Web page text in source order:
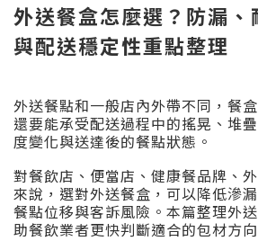
外送餐盒怎麼選？防漏、
與配送穩定性重點整理
外送餐點和一般店內外帶不同，餐
還要能承受配送過程中的搖晃、堆
度變化與送達後的餐點狀態。
對餐飲店、便當店、健康餐品牌、
來說，選對外送餐盒，可以降低滲
餐點位移與客訴風險。本篇整理外
助餐飲業者更快判斷適合的包材方向